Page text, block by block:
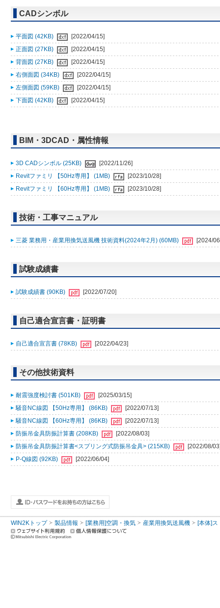
CADシンボル
平面図 (42KB)
[2022/04/15]
正面図 (27KB)
[2022/04/15]
背面図 (27KB)
[2022/04/15]
右側面図 (34KB)
[2022/04/15]
左側面図 (59KB)
[2022/04/15]
下面図 (42KB)
[2022/04/15]
BIM・3DCAD・属性情報
3D CADシンボル (25KB)
[2022/11/26]
Revitファミリ 【50Hz専用】 (1MB)
[2023/10/28]
Revitファミリ 【60Hz専用】 (1MB)
[2023/10/28]
技術・工事マニュアル
三菱 業務用・産業用換気送風機 技術資料(2024年2月) (60MB) [2024/
試験成績書
試験成績書 (90KB) [2022/07/20]
自己適合宣言書・証明書
自己適合宣言書 (78KB) [2022/04/23]
その他技術資料
耐震強度検討書 (501KB)
[2025/03/15]
騒音NC線図 【50Hz専用】 (86KB)
[2022/07/13]
騒音NC線図 【60Hz専用】 (86KB)
[2022/07/13]
防振吊金具防振計算書 (208KB)
[2022/08/03]
防振吊金具防振計算書<スプリング式防振吊金具> (215KB)
[2022/08/
P-Q線図 (92KB)
[2022/06/04]
WIN2Kトップ 製品情報 [業務用]空調・換気 産業用換気送風機 [本体]